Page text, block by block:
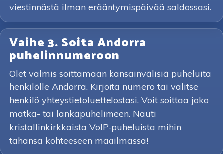
viestinnästä ilman erääntymispäivää saldossasi.
Vaihe 3. Soita Andorra
puhelinnumeroon
Olet valmis soittamaan kansainvälisiä puheluita
henkilölle Andorra. Kirjoita numero tai valitse
henkilö yhteystietoluettelostasi. Voit soittaa joko
matka- tai lankapuhelimeen. Nauti
kristallinkirkkaista VoIP-puheluista mihin
tahansa kohteeseen maailmassa!